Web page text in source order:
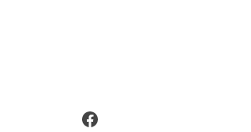
Video Arroz Fortificado